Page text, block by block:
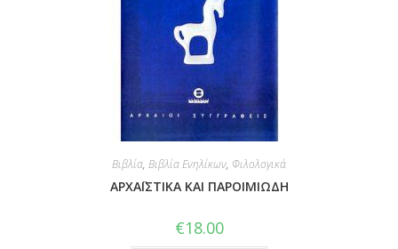
Βιβλία, Βιβλία Ενηλίκων, Φιλολογικά
ΑΡΧΑΪΣΤΙΚΑ ΚΑΙ ΠΑΡΟΙΜΙΩΔΗ
€18.00